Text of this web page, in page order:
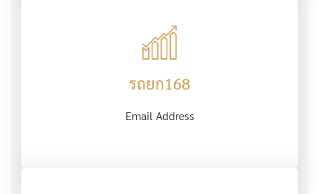
รถยก168
Email Address